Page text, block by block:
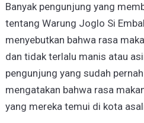
Banyak pengunjung yang
tentang Warung Joglo Si
menyebutkan bahwa rasa
dan tidak terlalu manis atau
pengunjung yang sudah
mengatakan bahwa rasa
yang mereka temui di kota